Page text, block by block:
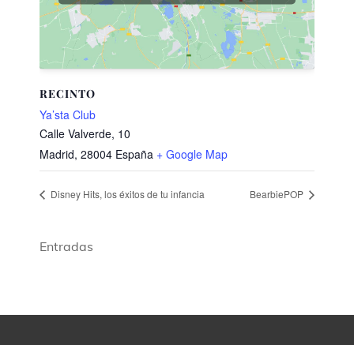
RECINTO
Ya’sta Club
Calle Valverde, 10
Madrid, 28004 España + Google Map
Disney Hits, los éxitos de tu infancia BearbiePOP
Entradas